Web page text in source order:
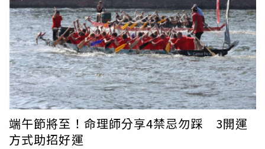
連續45年的報到紀錄，最長曾在廟內駐足長達1個月，也曾
2度回訪，並留下蛻皮的「龍衣」後才又離去。不過，今年
端午節已過，「帝爺公蛇」仍未現蹤天受宮，取而代之的則
是數十條長達10公分以上的「金頭蜈蚣」大軍，引發信眾討
論。天受宮宮主陳政雄受訪時表示，這種金頭蜈蚣在過去下
雨天偶有出現，但頂多1、2隻，像這次集體出動、最大隻超
過10公分的情況，實屬罕見。至於靈蛇何時現身？陳政雄坦
言，端午節前後已接到大量信眾詢問，「問到我手機都快沒
電了」，請大家再多點耐心，「該來的時候牠會來，玄天上
帝自有安排。」
端午節將至！命理師分享4禁忌勿踩 3開運
方式助招好運